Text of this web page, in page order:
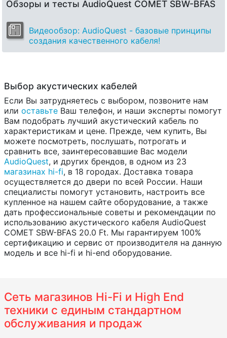
Обзоры и тесты AudioQuest COMET SBW-BFAS
Видеообзор: AudioQuest - базовые принципы
создания качественного кабеля!
Выбор акустических кабелей
Если Вы затрудняетесь с выбором, позвоните нам
или оставьте Ваш телефон, и наши эксперты помогут
Вам подобрать лучший акустический кабель по
характеристикам и цене. Прежде, чем купить, Вы
можете посмотреть, послушать, потрогать и
сравнить все, заинтересовавшие Вас модели
AudioQuest, и других брендов, в одном из 23
магазинах hi-fi, в 18 городах. Доставка товара
осуществляется до двери по всей России. Наши
специалисты помогут установить, настроить все
купленное на нашем сайте оборудование, а также
дать профессиональные советы и рекомендации по
использованию акустического кабеля AudioQuest
COMET SBW-BFAS 20.0 Ft. Мы гарантируем 100%
сертификацию и сервис от производителя на данную
модель и все hi-fi и hi-end оборудование.
Сеть магазинов Hi-Fi и High End
техники с единым стандартном
обслуживания и продаж